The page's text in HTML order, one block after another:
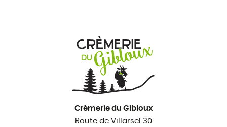
Crèmerie du Gibloux
Route de Villarsel 30